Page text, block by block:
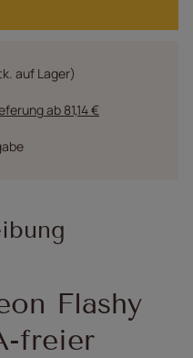
auf Lager)
ab 81,14 €
Flashy
freier